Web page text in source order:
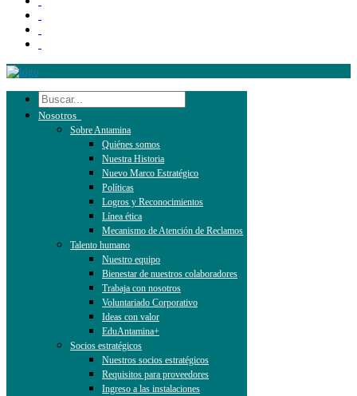
Nosotros
Sobre Antamina
Quiénes somos
Nuestra Historia
Nuevo Marco Estratégico
Políticas
Logros y Reconocimientos
Línea ética
Mecanismo de Atención de Reclamos
Talento humano
Nuestro equipo
Bienestar de nuestros colaboradores
Trabaja con nosotros
Voluntariado Corporativo
Ideas con valor
EduAntamina+
Socios estratégicos
Nuestros socios estratégicos
Requisitos para proveedores
Ingreso a las instalaciones